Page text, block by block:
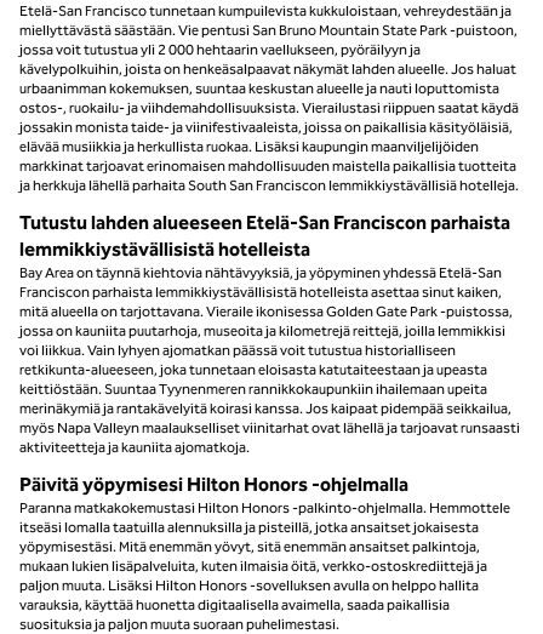
Etelä-San Francisco tunnetaan kumpuilevista kukkuloistaan, vehreydestään ja
miellyttävästä säästään. Vie pentusi San Bruno Mountain State Park -puistoon,
jossa voit tutustua yli 2 000 hehtaarin vaellukseen, pyöräilyyn ja
kävelypolkuihin, joista on henkeäsalpaavat näkymät lahden alueelle. Jos haluat
urbaanimman kokemuksen, suuntaa keskustan alueelle ja nauti loputtomista
ostos-, ruokailu- ja viihdemahdollisuuksista. Vierailustasi riippuen saatat käydä
jossakin monista taide- ja viinifestivaaleista, joissa on paikallisia käsityöläisiä,
elävää musiikkia ja herkullista ruokaa. Lisäksi kaupungin maanviljelijöiden
markkinat tarjoavat erinomaisen mahdollisuuden maistella paikallisia tuotteita
ja herkkuja lähellä parhaita South San Franciscon lemmikkiystävällisiä hotelleja.
Tutustu lahden alueeseen Etelä-San Franciscon parhaista
lemmikkiystävällisistä hotelleista
Bay Area on täynnä kiehtovia nähtävyyksiä, ja yöpyminen yhdessä Etelä-San
Franciscon parhaista lemmikkiystävällisistä hotelleista asettaa sinut kaiken,
mitä alueella on tarjottavana. Vieraile ikonisessa Golden Gate Park -puistossa,
jossa on kauniita puutarhoja, museoita ja kilometrejä reittejä, joilla lemmikkisi
voi liikkua. Vain lyhyen ajomatkan päässä voit tutustua historialliseen
retkikunta-alueeseen, joka tunnetaan eloisasta katutaiteestaan ja upeasta
keittiöstään. Suuntaa Tyynenmeren rannikkokaupunkiin ihailemaan upeita
merinäkymiä ja rantakävelyitä koirasi kanssa. Jos kaipaat pidempää seikkailua,
myös Napa Valleyn maalaukselliset viinitarhat ovat lähellä ja tarjoavat runsaasti
aktiviteetteja ja kauniita ajomatkoja.
Päivitä yöpymisesi Hilton Honors -ohjelmalla
Paranna matkakokemustasi Hilton Honors -palkinto-ohjelmalla. Hemmottele
itseäsi lomalla taatuilla alennuksilla ja pisteillä, jotka ansaitset jokaisesta
yöpymisestäsi. Mitä enemmän yövyt, sitä enemmän ansaitset palkintoja,
mukaan lukien lisäpalveluita, kuten ilmaisia öitä, verkko-ostoskrediittejä ja
paljon muuta. Lisäksi Hilton Honors -sovelluksen avulla on helppo hallita
varauksia, käyttää huonetta digitaalisella avaimella, saada paikallisia
suosituksia ja paljon muuta suoraan puhelimestasi.